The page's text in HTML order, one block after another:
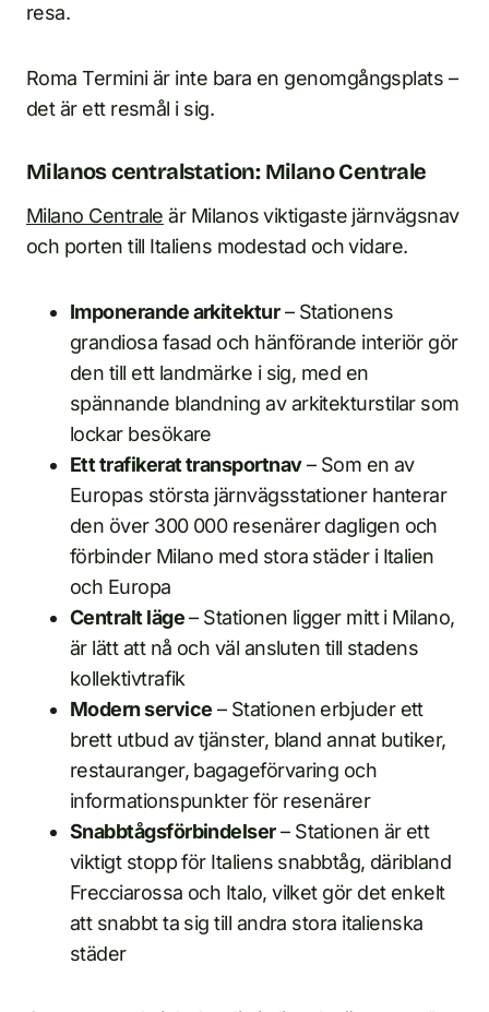
resa.
Roma Termini är inte bara en genomgångsplats –
det är ett resmål i sig.
Milanos centralstation: Milano Centrale
Milano Centrale är Milanos viktigaste järnvägsnav
och porten till Italiens modestad och vidare.
Imponerande arkitektur– Stationens
grandiosa fasad och hänförande interiör gör
den till ett landmärke i sig, med en
spännande blandning av arkitekturstilar som
lockar besökare
Ett trafikerat transportnav– Som en av
Europas största järnvägsstationer hanterar
den över 300 000 resenärer dagligen och
förbinder Milano med stora städer i Italien
och Europa
Centralt läge– Stationen ligger mitt i Milano,
är lätt att nå och väl ansluten till stadens
kollektivtrafik
Modern service – Stationen erbjuder ett
brett utbud av tjänster, bland annat butiker,
restauranger, bagageförvaring och
informationspunkter för resenärer
Snabbtågsförbindelser– Stationen är ett
viktigt stopp för Italiens snabbtåg, däribland
Frecciarossa och Italo, vilket gör det enkelt
att snabbt ta sig till andra stora italienska
städer